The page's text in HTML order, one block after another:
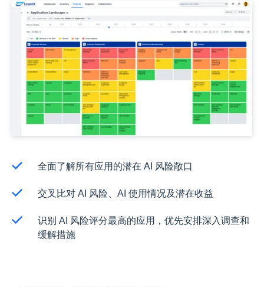
全面了解所有应用的潜在 AI 风险敞口
交叉比对 AI 风险、AI 使用情况及潜在收益
识别 AI 风险评分最高的应用，优先安排深入调查和
缓解措施